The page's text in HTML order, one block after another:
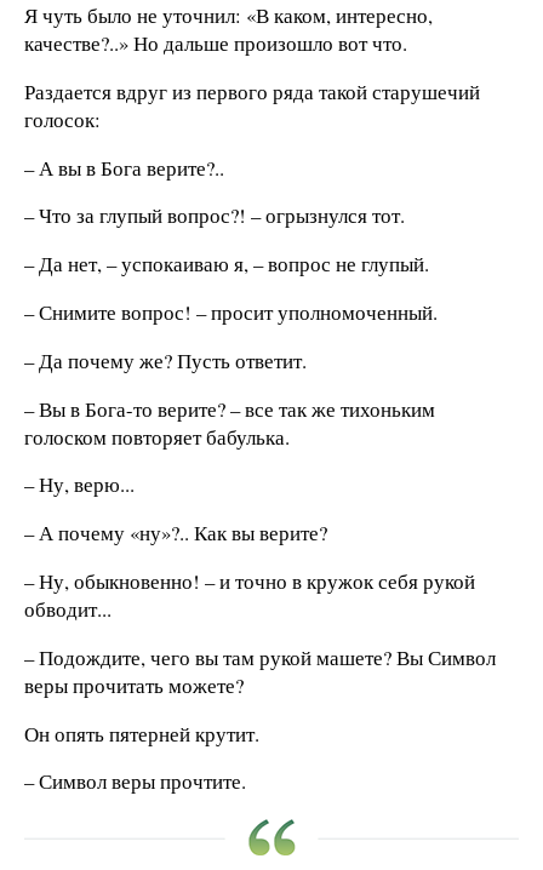
Я чуть было не уточнил: «В каком, интересно,
качестве?..» Но дальше произошло вот что.
Раздается вдруг из первого ряда такой старушечий
голосок:
– А вы в Бога верите?..
– Что за глупый вопрос?! – огрызнулся тот.
– Да нет, – успокаиваю я, – вопрос не глупый.
– Снимите вопрос! – просит уполномоченный.
– Да почему же? Пусть ответит.
– Вы в Бога-то верите? – все так же тихоньким
голоском повторяет бабулька.
– Ну, верю...
– А почему «ну»?.. Как вы верите?
– Ну, обыкновенно! – и точно в кружок себя рукой
обводит...
– Подождите, чего вы там рукой машете? Вы Символ
веры прочитать можете?
Он опять пятерней крутит.
– Символ веры прочтите.